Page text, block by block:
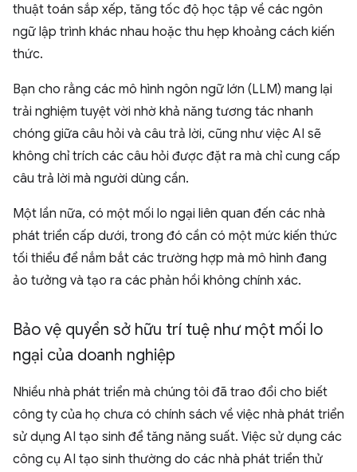
thuật toán sắp xếp, tăng tốc độ học tập về các ngôn
ngữ lập trình khác nhau hoặc thu hẹp khoảng cách kiến
thức.
Bạn cho rằng các mô hình ngôn ngữ lớn (LLM) mang lại
trải nghiệm tuyệt vời nhờ khả năng tương tác nhanh
chóng giữa câu hỏi và câu trả lời, cũng như việc AI sẽ
không chỉ trích các câu hỏi được đặt ra mà chỉ cung cấp
câu trả lời mà người dùng cần.
Một lần nữa, có một mối lo ngại liên quan đến các nhà
phát triển cấp dưới, trong đó cần có một mức kiến thức
tối thiểu để nắm bắt các trường hợp mà mô hình đang
ảo tưởng và tạo ra các phản hồi không chính xác.
Bảo vệ quyền sở hữu trí tuệ như một mối lo
ngại của doanh nghiệp
Nhiều nhà phát triển mà chúng tôi đã trao đổi cho biết
công ty của họ chưa có chính sách về việc nhà phát triển
sử dụng AI tạo sinh để tăng năng suất. Việc sử dụng các
công cụ AI tạo sinh thường do các nhà phát triển thử